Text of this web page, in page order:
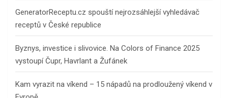
GeneratorReceptu.cz spouští nejrozsáhlejší vyhledávač
receptů v České republice
Byznys, investice i slivovice. Na Colors of Finance 2025
vystoupí Čupr, Havrlant a Žufánek
Kam vyrazit na víkend – 15 nápadů na prodloužený víkend v